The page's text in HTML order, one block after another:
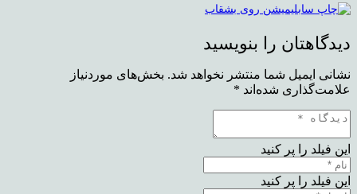
دیدگاهتان را بنویسید
نشانی ایمیل شما منتشر نخواهد شد. بخش‌های موردنیاز
علامت‌گذاری شده‌اند *
این فیلد را پر کنید
این فیلد را پر کنید